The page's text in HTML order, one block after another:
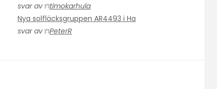
svar av
timokarhula
Nya solfläcksgruppen AR4493 i Ha
svar av
PeterR